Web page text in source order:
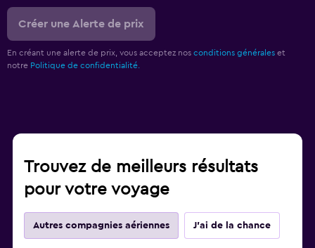
Créer une Alerte de prix
En créant une alerte de prix, vous acceptez nos conditions générales et
notre Politique de confidentialité.
Trouvez de meilleurs résultats
pour votre voyage
Autres compagnies aériennes J'ai de la chance